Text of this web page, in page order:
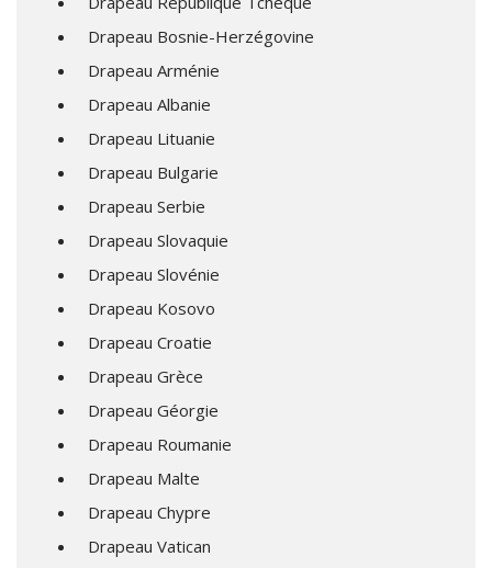
Drapeau Bosnie-Herzégovine
Drapeau Arménie
Drapeau Albanie
Drapeau Lituanie
Drapeau Bulgarie
Drapeau Serbie
Drapeau Slovaquie
Drapeau Slovénie
Drapeau Kosovo
Drapeau Croatie
Drapeau Grèce
Drapeau Géorgie
Drapeau Roumanie
Drapeau Malte
Drapeau Chypre
Drapeau Vatican